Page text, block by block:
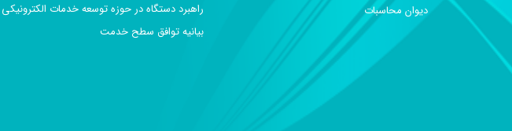
دیوان محاسبات
راهبرد دستگاه در حوزه توسعه خدمات الکترونیکی
بیانیه توافق سطح خدمت